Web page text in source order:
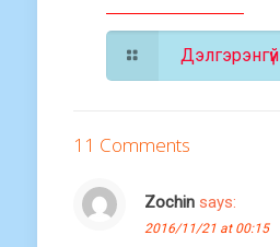
Дэлгэрэнгүй
11 Comments
Zochin says:
2016/11/21 at 00:15